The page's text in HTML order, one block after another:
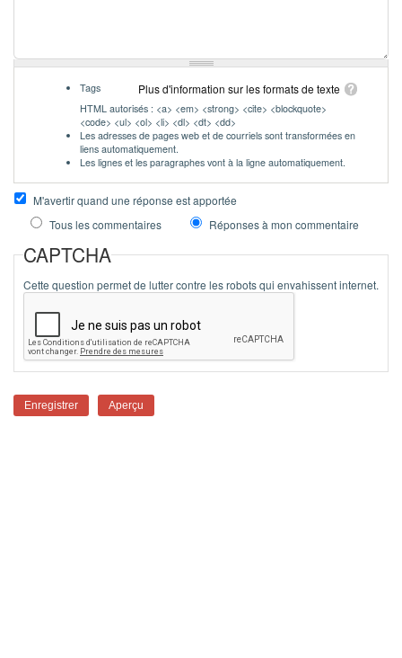
Plus d'information sur les formats de texte
Tags
HTML autorisés : <a> <em> <strong> <cite> <blockquote>
<code> <ul> <ol> <li> <dl> <dt> <dd>
Les adresses de pages web et de courriels sont transformées en
liens automatiquement.
Les lignes et les paragraphes vont à la ligne automatiquement.
M'avertir quand une réponse est apportée
Tous les commentaires
Réponses à mon commentaire
CAPTCHA
Cette question permet de lutter contre les robots qui envahissent internet.